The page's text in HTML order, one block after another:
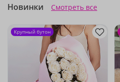
Новинки Смотреть все
Крупный бутон